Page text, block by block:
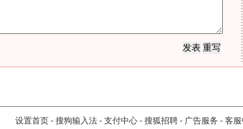
设置首页 - 搜狗输入法 - 支付中心 - 搜狐招聘 - 广告服务 - 客